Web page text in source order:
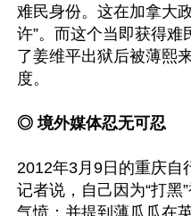
难民身份。这在加拿大
许”。而这个当即获得难
了姜维平出狱后被薄熙
度。
◎ 境外媒体忍无可忍
2012年3月9日的重庆自
记者说，自己因为“打黑